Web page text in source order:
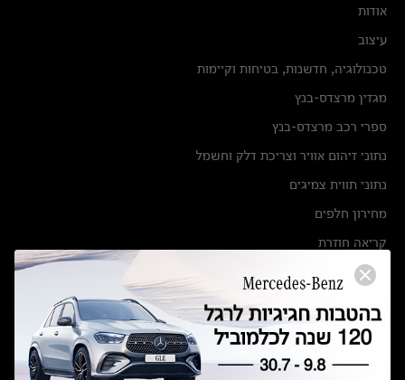
אודות
עיצוב
טכנולוגיה, חדשנות, בטיחות וקיימות
מגזין מרצדס-בנץ
ספרי רכב מרצדס-בנץ
נתוני זיהום אוויר וצריכת דלק וחשמל
נתוני תווית צמיגים
מחירון חלפים
קריאה חוזרת
הודעה על הטבות לרכבי מרצדס בהסדר פשרה בתצ 56447-02-19
תקנון ימי מכירות 120 לכלמוביל